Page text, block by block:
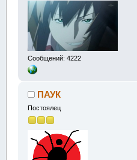
Сообщений: 4222
ПАУК
Постоялец